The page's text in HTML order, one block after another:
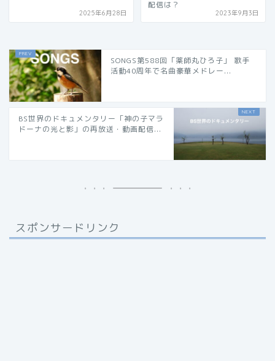
2025年6月28日
配信は？
2023年9月3日
SONGS第588回「薬師丸ひろ子」 歌手
活動40周年で名曲豪華メドレー...
BS世界のドキュメンタリー「神の子マラ
ドーナの光と影」の再放送・動画配信...
スポンサードリンク